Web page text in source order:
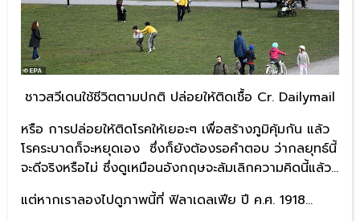
ชาวสวีเดนใช้ชีวิตตามปกติ ปล่อยให้ติดเชื้อ Cr. Dailymail
หรือ การปล่อยให้ติดโรคให้เยอะๆ เพื่อสร้างภูมิคุ้มกัน แล้ว
โรคระบาดก็จะหยุดเอง ซึ่งก็ยังต้องรอคำตอบ ว่ากลยุทธ์นี้
จะดีจริงหรือไม่ ซึ่งดูเหมือนอังกฤษจะล้มเลิกความคิดนี้แล้ว…
แต่หากเราลองไปดูภาพนี้ที่ ฟิลาเดลเฟีย ปี ค.ศ. 1918…